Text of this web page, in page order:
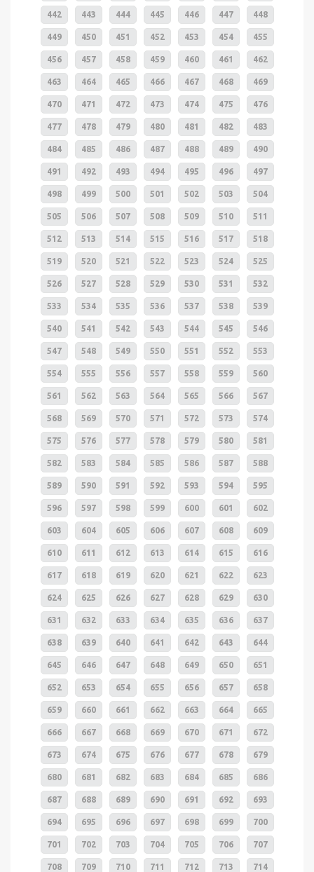
442 443 444 445 446 447 448
449 450 451 452 453 454 455
456 457 458 459 460 461 462
463 464 465 466 467 468 469
470 471 472 473 474 475 476
477 478 479 480 481 482 483
484 485 486 487 488 489 490
491 492 493 494 495 496 497
498 499 500 501 502 503 504
505 506 507 508 509 510 511
512 513 514 515 516 517 518
519 520 521 522 523 524 525
526 527 528 529 530 531 532
533 534 535 536 537 538 539
540 541 542 543 544 545 546
547 548 549 550 551 552 553
554 555 556 557 558 559 560
561 562 563 564 565 566 567
568 569 570 571 572 573 574
575 576 577 578 579 580 581
582 583 584 585 586 587 588
589 590 591 592 593 594 595
596 597 598 599 600 601 602
603 604 605 606 607 608 609
610 611 612 613 614 615 616
617 618 619 620 621 622 623
624 625 626 627 628 629 630
631 632 633 634 635 636 637
638 639 640 641 642 643 644
645 646 647 648 649 650 651
652 653 654 655 656 657 658
659 660 661 662 663 664 665
666 667 668 669 670 671 672
673 674 675 676 677 678 679
680 681 682 683 684 685 686
687 688 689 690 691 692 693
694 695 696 697 698 699 700
701 702 703 704 705 706 707
708 709 710 711 712 713 714